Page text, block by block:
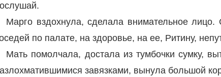
Марго вздохнула, сделала внимательное
по палате, на здоровье, на ее, Ритину,
Мать помолчала, достала из тумбочки сумку,
завязками, вынула большой